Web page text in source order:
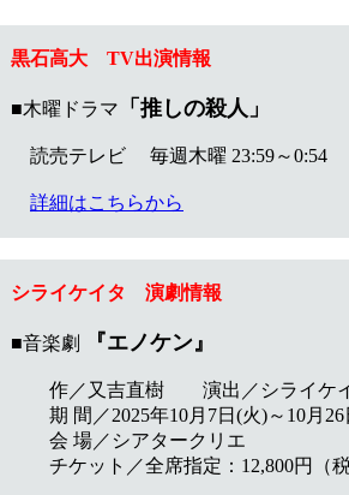
黒石高大 TV出演情報
■木曜ドラマ 「推しの殺人」
読売テレビ 毎週木曜 23:59～0:54
詳細はこちらから
シライケイタ 演劇情報
■音楽劇 『エノケン』
作／又吉直樹 演出／シライケ
期 間／2025年10月7日(火)～10月26
会 場／シアタークリエ
チケット／全席指定：12,800円（